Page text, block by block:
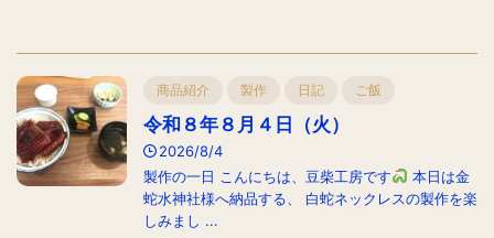
商品紹介 製作 日記 ご飯
令和８年８月４日（火）
2026/8/4
製作の一日 こんにちは、豆柴工房です
本日は金
蛇水神社様へ納品する、 白蛇ネックレスの製作を楽
しみまし ...